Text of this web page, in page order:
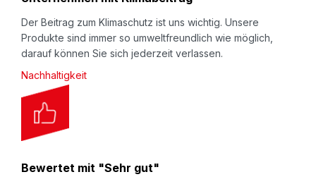
Der Beitrag zum Klimaschutz ist uns wichtig. Unsere
Produkte sind immer so umweltfreundlich wie möglich,
darauf können Sie sich jederzeit verlassen.
Nachhaltigkeit
Bewertet mit "Sehr gut"